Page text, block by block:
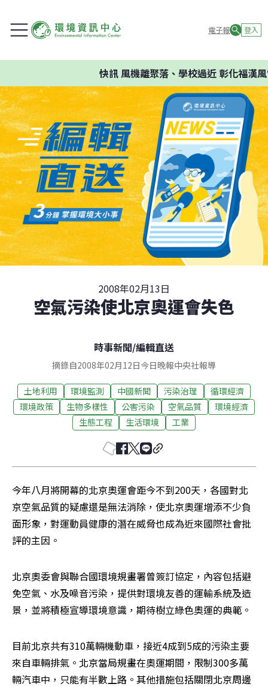
電子報 登入
快訊風機離聚落、學校過近 彰化福漢風
2008年02月13日
空氣污染使北京奧運會失色
時事新聞/編輯直送
摘錄自2008年02月12日今日晚報中央社報導
土地利用 環境監測 中國新聞 污染治理
循環經濟
環境政策
生物多樣性 公害污染 空氣品質
環境經濟
生態工程
生活環境 工業
今年八月將開幕的北京奧運會距今不到200天，各國對北
京空氣品質的疑慮還是無法消除，使北京奧運增添不少負
面形象，對運動員健康的潛在威脅也成為近來國際社會批
評的主因。
北京奧委會與聯合國環境規畫署曾簽訂協定，內容包括避
免空氣、水及噪音污染，提供對環境友善的運輸系統及造
景，並將積極宣導環境意識，期待樹立綠色奧運的典範。
目前北京共有310萬輛機動車，接近4成到5成的污染主要
來自車輛排氣。北京當局規畫在奧運期間，限制300多萬
輛汽車中，只能有半數上路。其他措施包括關閉北京周邊